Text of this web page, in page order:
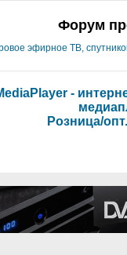
Форум
эфирное ТВ,
-
Розница/